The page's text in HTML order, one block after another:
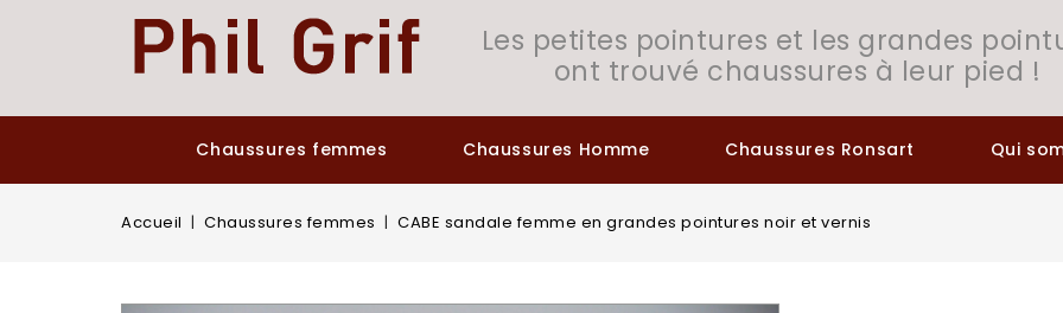
Les petites pointures et les grandes
ont trouvé chaussures à leur pied !
Chaussures femmes Chaussures Homme Chaussures Ronsart Qui
Accueil Chaussures femmes CABE sandale femme en grandes pointures noir et vernis
Panneau de gestion des cookies